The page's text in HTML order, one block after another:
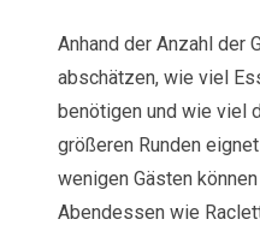
Anhand der Anzahl der
abschätzen, wie viel
benötigen und wie viel
größeren Runden
wenigen Gästen
Abendessen wie